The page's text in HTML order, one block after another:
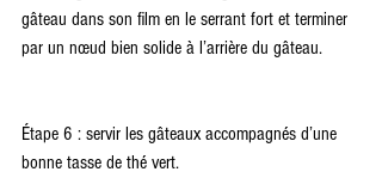
gâteau dans son film en le serrant fort et terminer
par un nœud bien solide à l’arrière du gâteau.
Étape 6 : servir les gâteaux accompagnés d’une
bonne tasse de thé vert.